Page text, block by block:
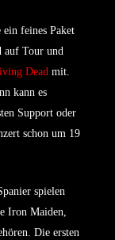
feines Paket
auf Tour und
Dead mit.
kann es
Support oder
schon um 19
spielen
Iron Maiden,
Die ersten